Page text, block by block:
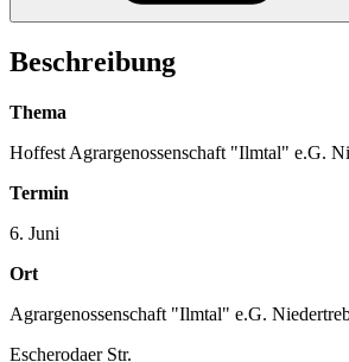
Beschreibung
Thema
Hoffest Agrargenossenschaft "Ilmtal" e.G.
Termin
6. Juni
Ort
Agrargenossenschaft "Ilmtal" e.G.
Escherodaer Str.